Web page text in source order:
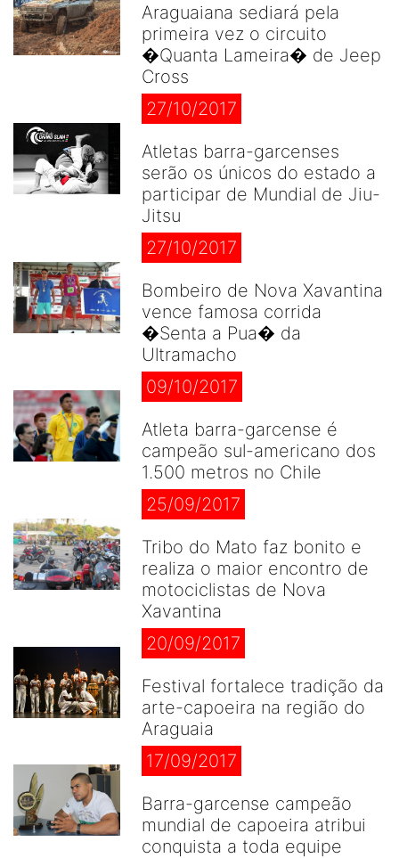
Araguaiana sediará pela
primeira vez o circuito
�Quanta Lameira� de Jeep
Cross
27/10/2017
Atletas barra-garcenses
serão os únicos do estado a
participar de Mundial de Jiu-
Jitsu
27/10/2017
Bombeiro de Nova Xavantina
vence famosa corrida
�Senta a Pua� da
Ultramacho
09/10/2017
Atleta barra-garcense é
campeão sul-americano dos
1.500 metros no Chile
25/09/2017
Tribo do Mato faz bonito e
realiza o maior encontro de
motociclistas de Nova
Xavantina
20/09/2017
Festival fortalece tradição da
arte-capoeira na região do
Araguaia
17/09/2017
Barra-garcense campeão
mundial de capoeira atribui
conquista a toda equipe